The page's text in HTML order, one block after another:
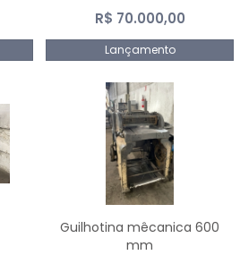
R$ 70.000,00
Lançamento
Guilhotina mêcanica 600
mm